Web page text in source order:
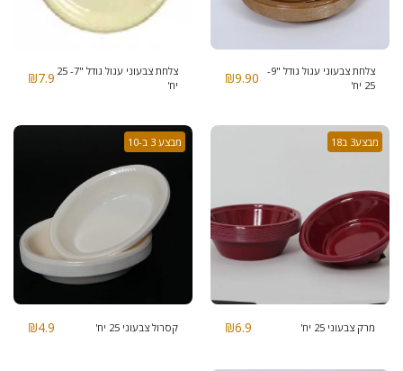
צלחת צבעוני עגול גודל "9-
25 יח'
₪9.90
צלחת צבעוני עגול גודל "7- 25
יח'
₪7.9
מבצע3 ב18
מרק צבעוני 25 יח' ₪6.9
מבצע 3 ב-10
קסרול צבעוני 25 יח' ₪4.9